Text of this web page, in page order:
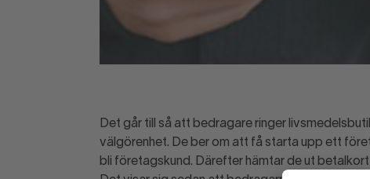
Det går till så att bedragare ringer
välgörenhet. De ber om att få starta upp ett
bli företagskund. Därefter hämtar de ut